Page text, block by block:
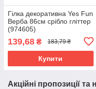
Гілка декоративна Yes Fun
Верба 86см срібло гліттер
(974605)
139,68 ₴ 183,79 ₴
Купити
Акційні пропозиції та